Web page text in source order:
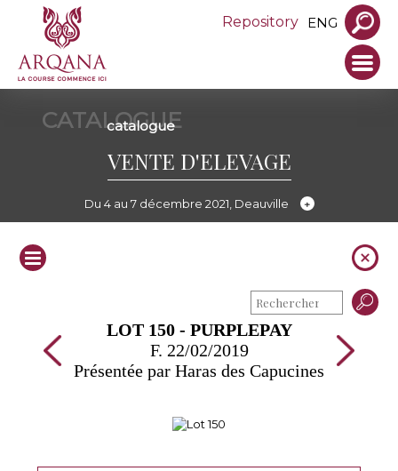
Repository ENG
CATALOGUE
catalogue
VENTE D'ELEVAGE
Du 4 au 7 décembre 2021, Deauville
LOT 150 - PURPLEPAY
F. 22/02/2019
Présentée par Haras des Capucines